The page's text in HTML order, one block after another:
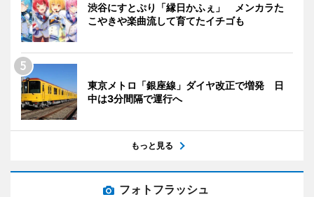
渋谷にすとぷり「縁日かふぇ」 メンカラた
こやきや楽曲流して育てたイチゴも
東京メトロ「銀座線」ダイヤ改正で増発 日
中は3分間隔で運行へ
もっと見る
フォトフラッシュ